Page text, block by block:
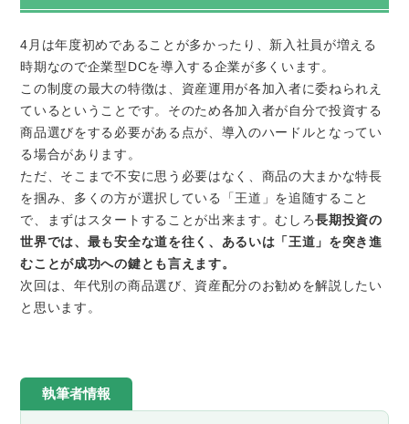
4月は年度初めであることが多かったり、新入社員が増える
時期なので企業型DCを導入する企業が多くいます。
この制度の最大の特徴は、資産運用が各加入者に委ねられえ
ているということです。そのため各加入者が自分で投資する
商品選びをする必要がある点が、導入のハードルとなってい
る場合があります。
ただ、そこまで不安に思う必要はなく、商品の大まかな特長
を掴み、多くの方が選択している「王道」を追随すること
で、まずはスタートすることが出来ます。むしろ長期投資の
世界では、最も安全な道を往く、あるいは「王道」を突き進
むことが成功への鍵とも言えます。
次回は、年代別の商品選び、資産配分のお勧めを解説したい
と思います。
執筆者情報